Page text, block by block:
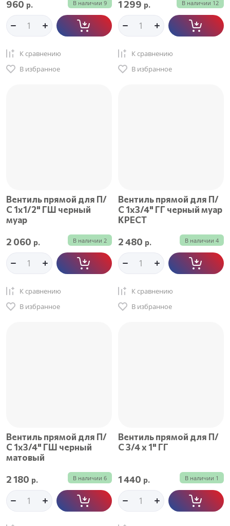
В наличии 9
960 р.
К сравнению
В избранное
В наличии 12
1 299 р.
К сравнению
В избранное
Вентиль прямой для П/
С 1х1/2" ГШ черный
муар
В наличии 2
2 060 р.
К сравнению
В избранное
Вентиль прямой для П/
С 1х3/4" ГГ черный муар
КРЕСТ
В наличии 4
2 480 р.
К сравнению
В избранное
Вентиль прямой для П/
С 1х3/4" ГШ черный
матовый
В наличии 6
2 180 р.
Вентиль прямой для П/
С 3/4 х 1" ГГ
В наличии 1
1 440 р.